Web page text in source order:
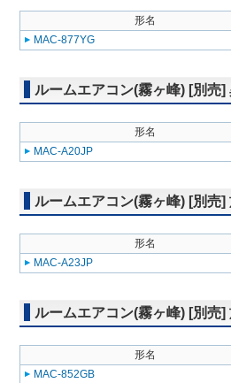
形名
MAC-877YG
ルームエアコン(霧ヶ峰) [別売]
形名
MAC-A20JP
ルームエアコン(霧ヶ峰) [別売
形名
MAC-A23JP
ルームエアコン(霧ヶ峰) [別売
形名
MAC-852GB